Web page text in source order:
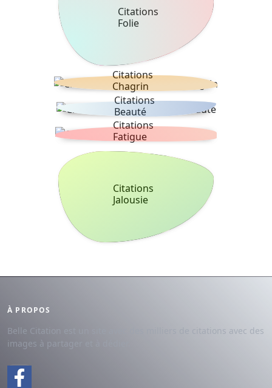
Citations
Folie
Citations
Chagrin
Citations
Beauté
Citations
Fatigue
Citations
Jalousie
À PROPOS
Belle Citation est un site avec des milliers de citations avec des
images à partager et à dédier.